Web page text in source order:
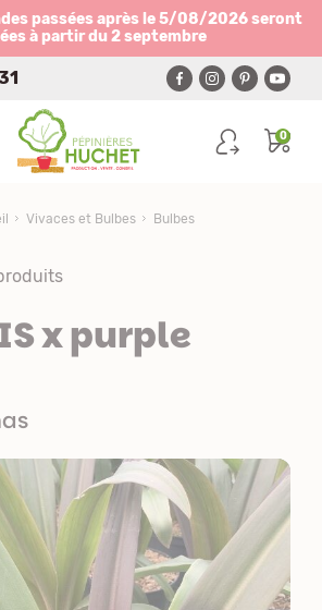
passées après le 5/08/2026 seront
à partir du 2 septembre
0
Vivaces et Bulbes Bulbes
x purple
cookies